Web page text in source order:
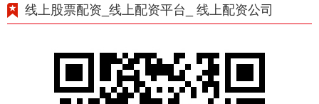
线上股票配资_线上配资平台_ 线上配资公司